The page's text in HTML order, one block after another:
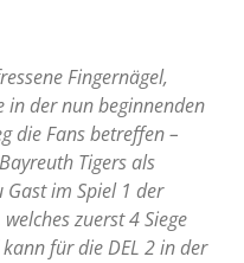
Fingernägel,
in der nun beginnenden
die Fans betreffen –
Tigers als
im Spiel 1 der
zuerst 4 Siege
für die DEL 2 in der